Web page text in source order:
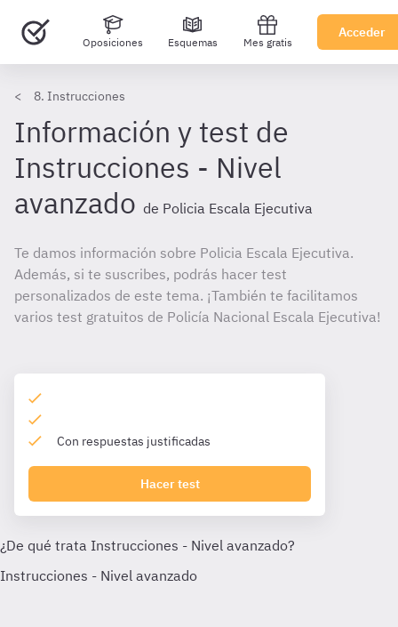
Oposiciones Esquemas Mes gratis
Acceder
8. Instrucciones
Información y test de
Instrucciones - Nivel
avanzado de Policia Escala Ejecutiva
Te damos información sobre Policia Escala Ejecutiva.
Además, si te suscribes, podrás hacer test
personalizados de este tema. ¡También te facilitamos
varios test gratuitos de Policía Nacional Escala Ejecutiva!
Con respuestas justificadas
Hacer test